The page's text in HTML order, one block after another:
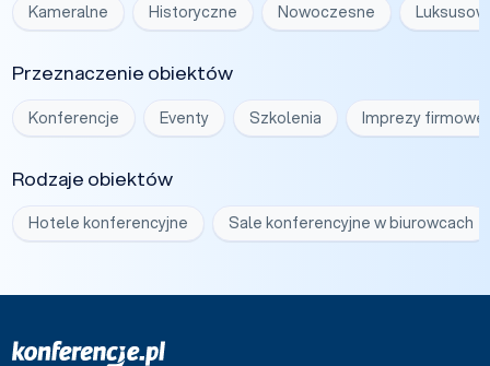
Kameralne Historyczne Nowoczesne
Przeznaczenie obiektów
Konferencje Eventy Szkolenia Imprezy firmowe
Rodzaje obiektów
Hotele konferencyjne Sale konferencyjne w biurowcach